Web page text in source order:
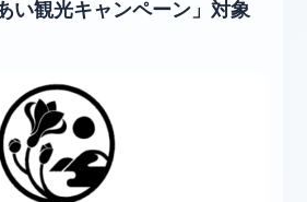
い観光キャンペーン」対象